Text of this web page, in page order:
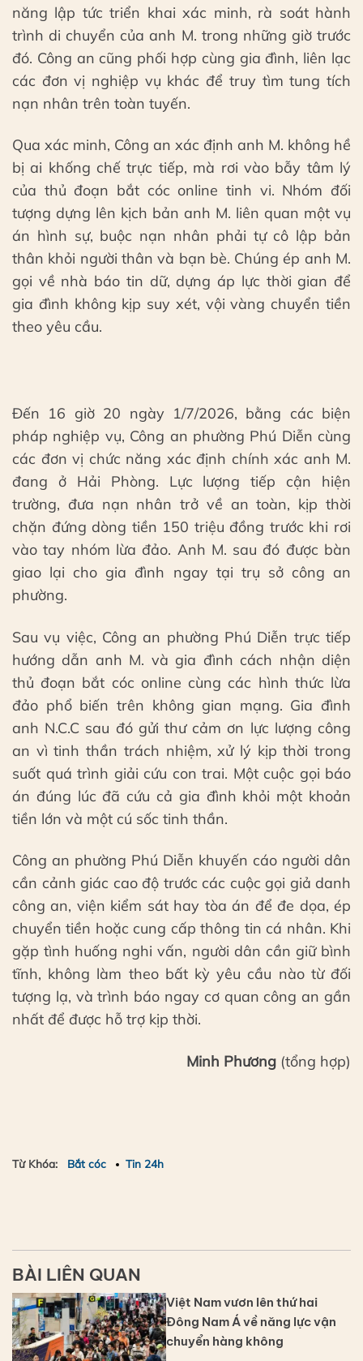
năng lập tức triển khai xác minh, rà soát hành
trình di chuyển của anh M. trong những giờ trước
đó. Công an cũng phối hợp cùng gia đình, liên lạc
các đơn vị nghiệp vụ khác để truy tìm tung tích
nạn nhân trên toàn tuyến.
Qua xác minh, Công an xác định anh M. không hề
bị ai khống chế trực tiếp, mà rơi vào bẫy tâm lý
của thủ đoạn bắt cóc online tinh vi. Nhóm đối
tượng dựng lên kịch bản anh M. liên quan một vụ
án hình sự, buộc nạn nhân phải tự cô lập bản
thân khỏi người thân và bạn bè. Chúng ép anh M.
gọi về nhà báo tin dữ, dựng áp lực thời gian để
gia đình không kịp suy xét, vội vàng chuyển tiền
theo yêu cầu.
Đến 16 giờ 20 ngày 1/7/2026, bằng các biện
pháp nghiệp vụ, Công an phường Phú Diễn cùng
các đơn vị chức năng xác định chính xác anh M.
đang ở Hải Phòng. Lực lượng tiếp cận hiện
trường, đưa nạn nhân trở về an toàn, kịp thời
chặn đứng dòng tiền 150 triệu đồng trước khi rơi
vào tay nhóm lừa đảo. Anh M. sau đó được bàn
giao lại cho gia đình ngay tại trụ sở công an
phường.
Sau vụ việc, Công an phường Phú Diễn trực tiếp
hướng dẫn anh M. và gia đình cách nhận diện
thủ đoạn bắt cóc online cùng các hình thức lừa
đảo phổ biến trên không gian mạng. Gia đình
anh N.C.C sau đó gửi thư cảm ơn lực lượng công
an vì tinh thần trách nhiệm, xử lý kịp thời trong
suốt quá trình giải cứu con trai. Một cuộc gọi báo
án đúng lúc đã cứu cả gia đình khỏi một khoản
tiền lớn và một cú sốc tinh thần.
Công an phường Phú Diễn khuyến cáo người dân
cần cảnh giác cao độ trước các cuộc gọi giả danh
công an, viện kiểm sát hay tòa án để đe dọa, ép
chuyển tiền hoặc cung cấp thông tin cá nhân. Khi
gặp tình huống nghi vấn, người dân cần giữ bình
tĩnh, không làm theo bất kỳ yêu cầu nào từ đối
tượng lạ, và trình báo ngay cơ quan công an gần
nhất để được hỗ trợ kịp thời.
Minh Phương (tổng hợp)
Từ Khóa: Bắt cóc Tin 24h
BÀI LIÊN QUAN
Việt Nam vươn lên thứ hai
Đông Nam Á về năng lực vận
chuyển hàng không